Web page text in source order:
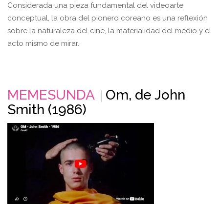
Considerada una pieza fundamental del videoarte
conceptual, la obra del pionero coreano es una reflexión
sobre la naturaleza del cine, la materialidad del medio y el
acto mismo de mirar.
MEMESUNDA
Om, de John
Smith (1986)